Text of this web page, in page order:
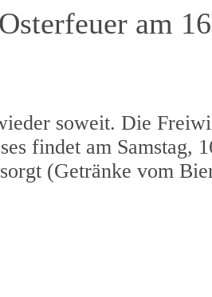
am
soweit. Die
findet am Samstag,
(Getränke vom